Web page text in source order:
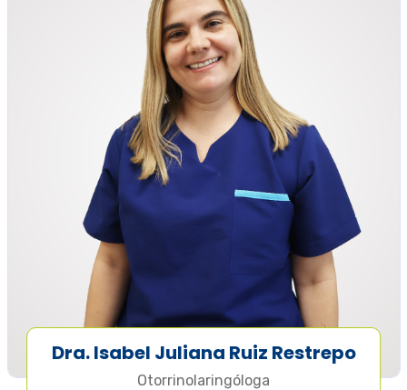
Dra. Isabel Juliana Ruiz Restrepo
Otorrinolaringóloga